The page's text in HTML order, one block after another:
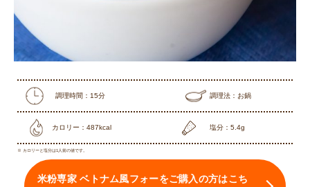
調理時間：15分 調理法：お鍋
カロリー：487kcal 塩分：5.4g
※ カロリーと塩分は1人前の値です。
米粉専家 ベトナム風フォーをご購入の方はこち